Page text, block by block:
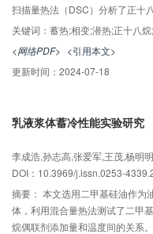
扫描量热法（DSC）分析了正十
三种不同材料（C18、C18/泡沫
温度测试数据，分析这三种不
结果对比。结果表明：泡沫材料
装置温度分布更均匀。
关键词： 蓄热;相变;潜热;正十八
<网络PDF> <引用本文>
更新时间： 2024-07-18
乳液浆体蓄冷性能实验研究
李成浩,孙志高,张爱军,王茂,杨明
DOI：10.3969/j.issn.0253-
摘要： 本文选用二甲基硅油作为
体，利用混合量热法测试了二甲
烷偶联剂添加量和温度间的关系